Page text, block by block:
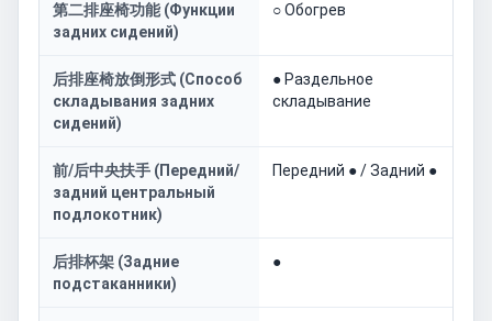
第二排座椅功能 (Функции
задних сидений)
○ Обогрев
后排座椅放倒形式 (Способ
складывания задних
сидений)
● Раздельное
складывание
前/后中央扶手 (Передний/
задний центральный
подлокотник)
Передний ● / Задний ●
后排杯架 (Задние
подстаканники)
●